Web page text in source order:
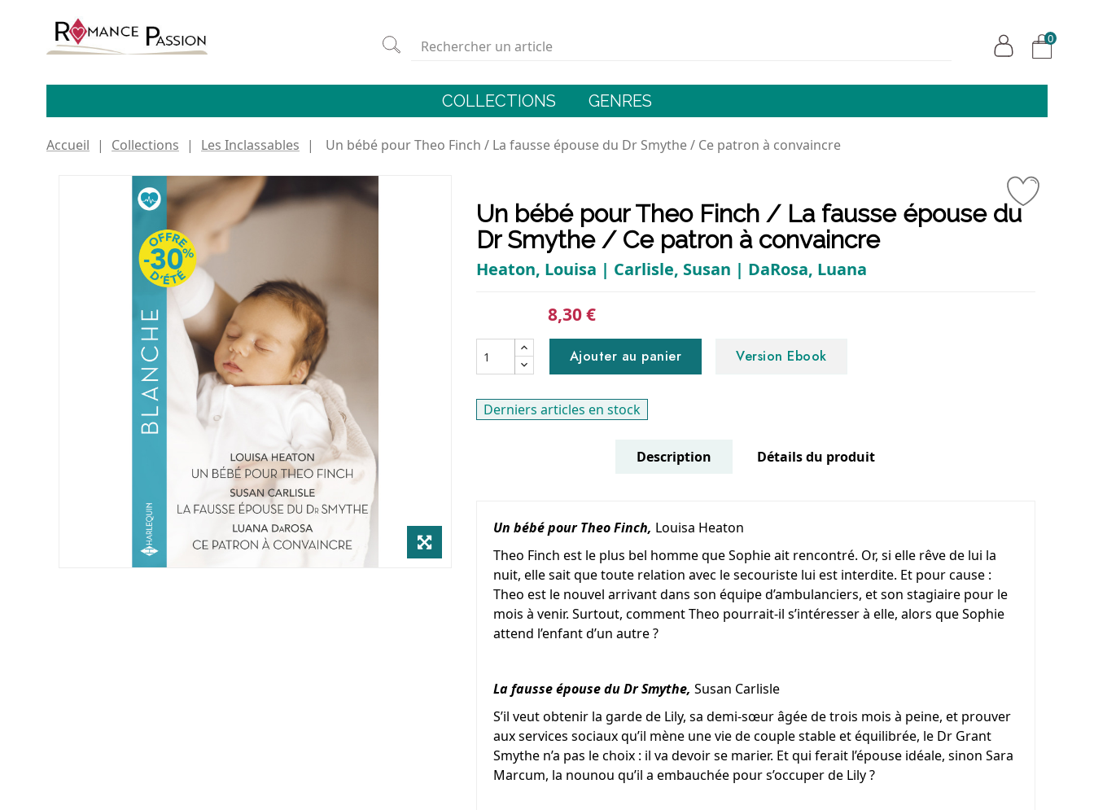
0
COLLECTIONS GENRES
Accueil Collections Les Inclassables Un bébé pour Theo Finch / La fausse épouse du Dr Smythe / Ce patron à convaincre
Un bébé pour Theo Finch / La fausse épouse du
Dr Smythe / Ce patron à convaincre
Heaton, Louisa | Carlisle, Susan | DaRosa, Luana
8,30 €
Ajouter au panier Version Ebook
Derniers articles en stock
Description Détails du produit
Un bébé pour Theo Finch, Louisa Heaton
Theo Finch est le plus bel homme que Sophie ait rencontré. Or, si elle rêve de lui la
nuit, elle sait que toute relation avec le secouriste lui est interdite. Et pour cause :
Theo est le nouvel arrivant dans son équipe d’ambulanciers, et son stagiaire pour le
mois à venir. Surtout, comment Theo pourrait-il s’intéresser à elle, alors que Sophie
attend l’enfant d’un autre ?
La fausse épouse du Dr Smythe, Susan Carlisle
S’il veut obtenir la garde de Lily, sa demi-sœur âgée de trois mois à peine, et prouver
aux services sociaux qu’il mène une vie de couple stable et équilibrée, le Dr Grant
Smythe n’a pas le choix : il va devoir se marier. Et qui ferait l’épouse idéale, sinon Sara
Marcum, la nounou qu’il a embauchée pour s’occuper de Lily ?